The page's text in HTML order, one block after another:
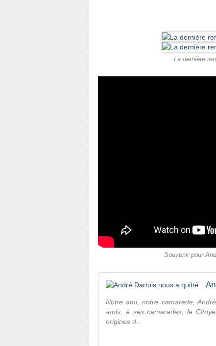
La dernière
Souvenir pour
Notre ami, notre camarade,
amis, à ses camarades, le
origines d...